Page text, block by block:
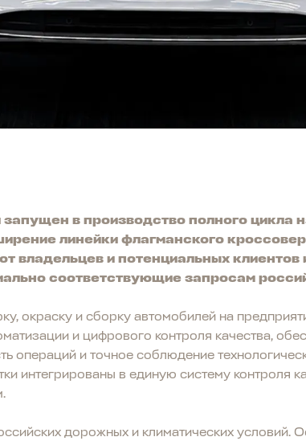
в производство полного цикла
линейки флагманского
владельцев и потенциальных
соответствующие запросам
окраску и сборку автомобилей на
и цифрового контроля качества,
операций и точное соблюдение
интегрированы в единую систему контроля
дорожных и климатических условий.